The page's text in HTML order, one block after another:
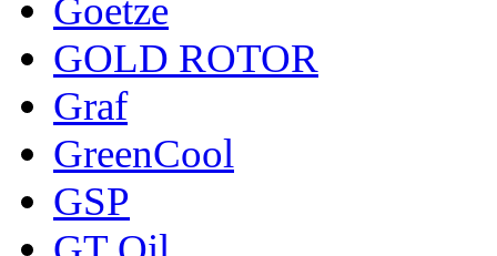
Goetze
GOLD ROTOR
Graf
GreenCool
GSP